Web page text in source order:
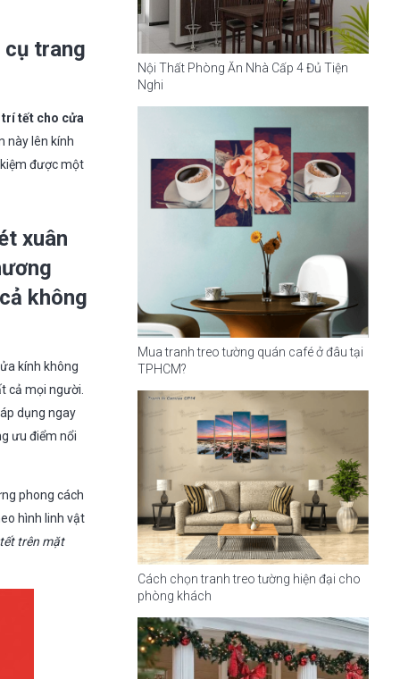
cụ trang
tết cho cửa
này lên kính
được một
xuân
không
kính không
cả mọi người.
dụng ngay
ưu điểm nổi
phong cách
hình linh vật
trên mặt
Nội Thất Phòng Ăn Nhà Cấp 4 Đủ Tiện
Nghi
Mua tranh treo tường quán café ở đâu tại
TPHCM?
Cách chọn tranh treo tường hiện đại cho
phòng khách